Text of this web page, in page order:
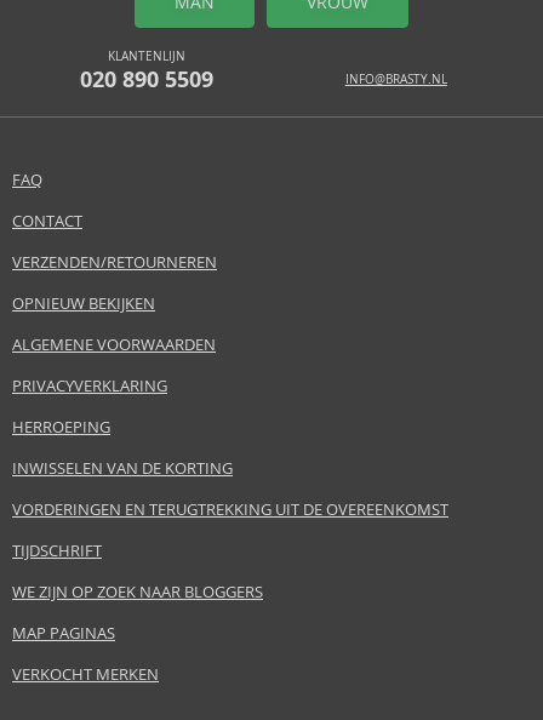
KLANTENLIJN
020 890 5509 INFO@BRASTY.NL
FAQ
CONTACT
VERZENDEN/RETOURNEREN
OPNIEUW BEKIJKEN
ALGEMENE VOORWAARDEN
PRIVACYVERKLARING
HERROEPING
INWISSELEN VAN DE KORTING
VORDERINGEN EN TERUGTREKKING UIT DE OVEREENKOMST
TIJDSCHRIFT
WE ZIJN OP ZOEK NAAR BLOGGERS
MAP PAGINAS
VERKOCHT MERKEN